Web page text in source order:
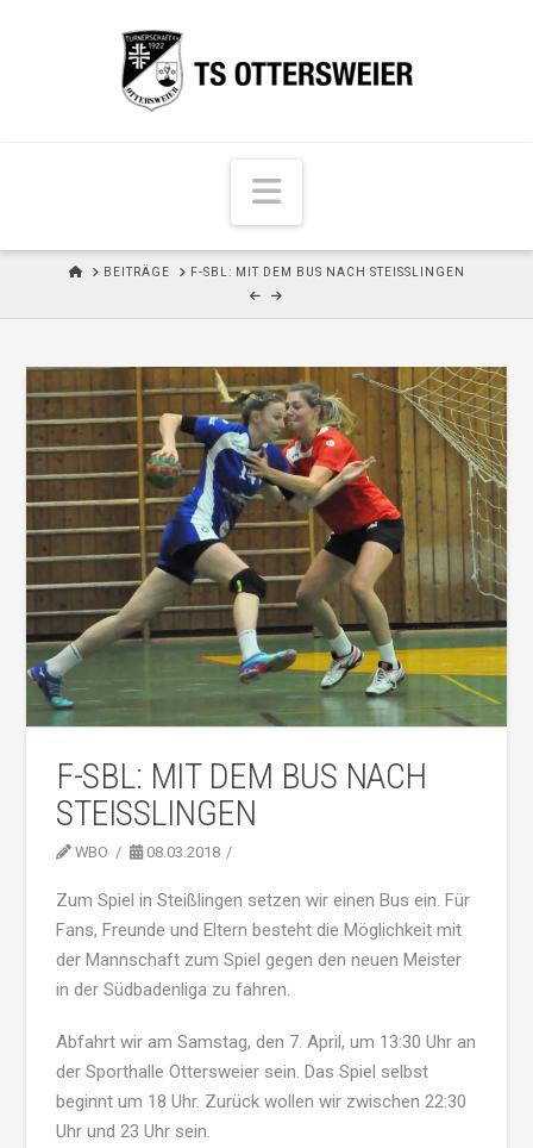
N
a
v
i
g
a
t
i
o
n
H
E
BEITRÄGE F-SBL: MIT DEM BUS NACH STEISSLINGEN
F-SBL: MIT DEM BUS NACH
STEISSLINGEN
WBO 08.03.2018
Zum Spiel in Steißlingen setzen wir einen Bus ein. Für
Fans, Freunde und Eltern besteht die Möglichkeit mit
der Mannschaft zum Spiel gegen den neuen Meister
in der Südbadenliga zu fahren.
Abfahrt wir am Samstag, den 7. April, um 13:30 Uhr an
der Sporthalle Ottersweier sein. Das Spiel selbst
beginnt um 18 Uhr. Zurück wollen wir zwischen 22:30
Uhr und 23 Uhr sein.